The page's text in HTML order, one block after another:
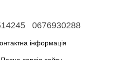
0676930288
інформація